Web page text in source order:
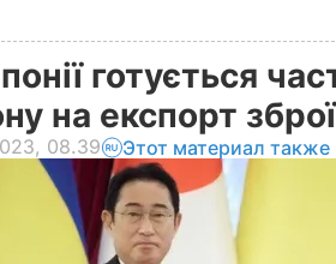
готується
на експорт
08.39 Этот материал